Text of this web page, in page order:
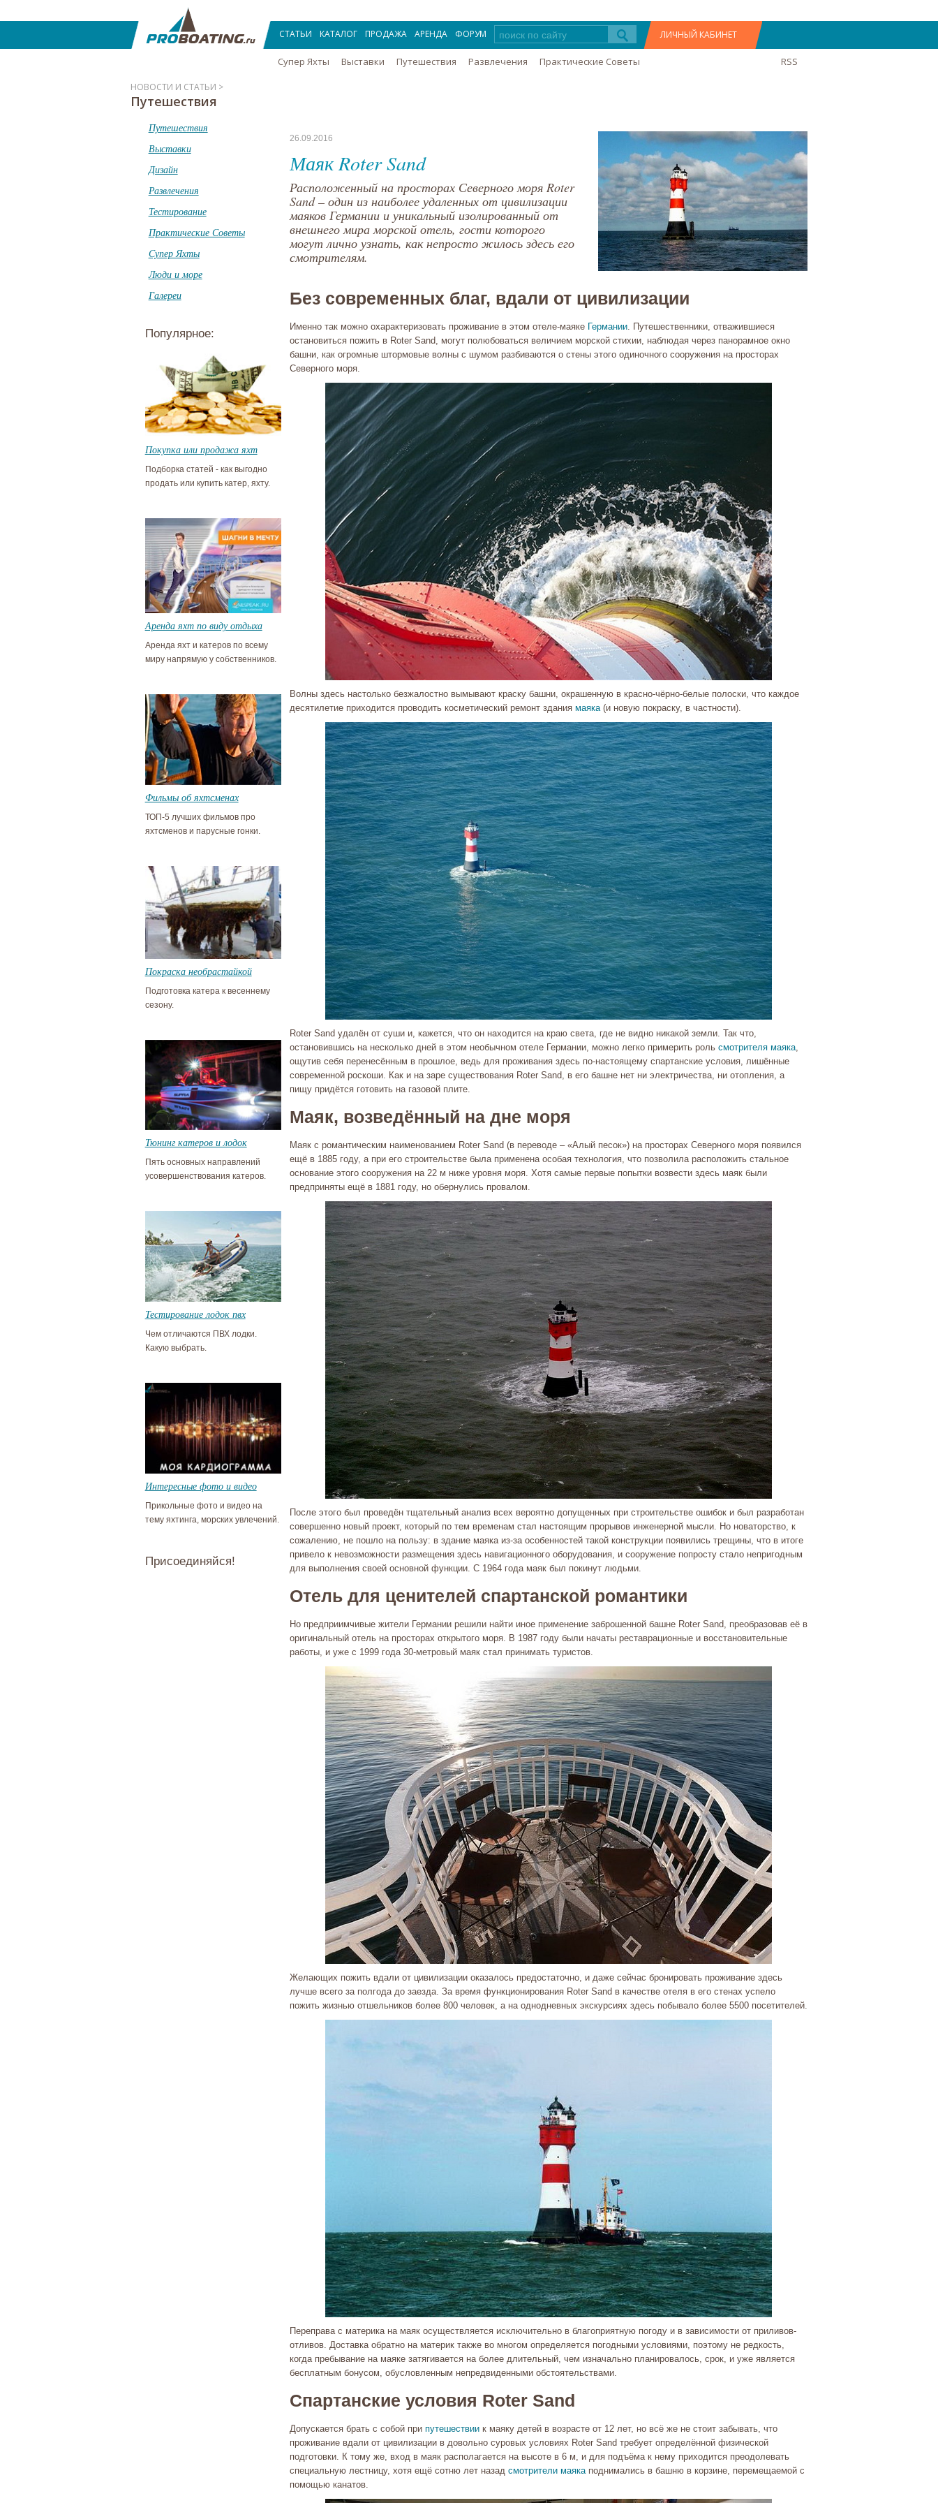
СТАТЬИ КАТАЛОГ ПРОДАЖА АРЕНДА ФОРУМ ЛИЧНЫЙ КАБИНЕТ
Супер Яхты Выставки Путешествия Развлечения Практические Советы RSS
НОВОСТИ И СТАТЬИ >
Путешествия
26.09.2016
Маяк Roter Sand
Расположенный на просторах Северного моря Roter
Sand – один из наиболее удаленных от цивилизации
маяков Германии и уникальный изолированный от
внешнего мира морской отель, гости которого
могут лично узнать, как непросто жилось здесь его
смотрителям.
Без современных благ, вдали от цивилизации
Именно так можно охарактеризовать проживание в этом отеле-маяке Германии. Путешественники, отважившиеся
остановиться пожить в Roter Sand, могут полюбоваться величием морской стихии, наблюдая через панорамное окно
башни, как огромные штормовые волны с шумом разбиваются о стены этого одиночного сооружения на просторах
Северного моря.
Волны здесь настолько безжалостно вымывают краску башни, окрашенную в красно-чёрно-белые полоски, что каждое
десятилетие приходится проводить косметический ремонт здания маяка(и новую покраску, в частности).
Roter Sand удалён от суши и, кажется, что он находится на краю света, где не видно никакой земли. Так что,
остановившись на несколько дней в этом необычном отеле Германии, можно легко примерить роль смотрителя маяка,
ощутив себя перенесённым в прошлое, ведь для проживания здесь по-настоящему спартанские условия, лишённые
современной роскоши. Как и на заре существования Roter Sand, в его башне нет ни электричества, ни отопления, а
пищу придётся готовить на газовой плите.
Маяк, возведённый на дне моря
Маяк с романтическим наименованием Roter Sand (в переводе – «Алый песок») на просторах Северного моря появился
ещё в 1885 году, а при его строительстве была применена особая технология, что позволила расположить стальное
основание этого сооружения на 22 м ниже уровня моря. Хотя самые первые попытки возвести здесь маяк были
предприняты ещё в 1881 году, но обернулись провалом.
После этого был проведён тщательный анализ всех вероятно допущенных при строительстве ошибок и был разработан
совершенно новый проект, который по тем временам стал настоящим прорывов инженерной мысли. Но новаторство, к
сожалению, не пошло на пользу: в здание маяка из-за особенностей такой конструкции появились трещины, что в итоге
привело к невозможности размещения здесь навигационного оборудования, и сооружение попросту стало непригодным
для выполнения своей основной функции. С 1964 года маяк был покинут людьми.
Отель для ценителей спартанской романтики
Но предприимчивые жители Германии решили найти иное применение заброшенной башне Roter Sand, преобразовав её в
оригинальный отель на просторах открытого моря. В 1987 году были начаты реставрационные и восстановительные
работы, и уже с 1999 года 30-метровый маяк стал принимать туристов.
Желающих пожить вдали от цивилизации оказалось предостаточно, и даже сейчас бронировать проживание здесь
лучше всего за полгода до заезда. За время функционирования Roter Sand в качестве отеля в его стенах успело
пожить жизнью отшельников более 800 человек, а на однодневных экскурсиях здесь побывало более 5500 посетителей.
Переправа с материка на маяк осуществляется исключительно в благоприятную погоду и в зависимости от приливов-
отливов. Доставка обратно на материк также во многом определяется погодными условиями, поэтому не редкость,
когда пребывание на маяке затягивается на более длительный, чем изначально планировалось, срок, и уже является
бесплатным бонусом, обусловленным непредвиденными обстоятельствами.
Спартанские условия Roter Sand
Допускается брать с собой при путешествиик маяку детей в возрасте от 12 лет, но всё же не стоит забывать, что
проживание вдали от цивилизации в довольно суровых условиях Roter Sand требует определённой физической
подготовки. К тому же, вход в маяк располагается на высоте в 6 м, и для подъёма к нему приходится преодолевать
специальную лестницу, хотя ещё сотню лет назад смотрители маякаподнимались в башню в корзине, перемещаемой с
помощью канатов.
Путешествия
Выставки
Дизайн
Развлечения
Тестирование
Практические Советы
Супер Яхты
Люди и море
Галереи
Популярное:
Покупка или продажа яхт
Подборка статей - как выгодно
продать или купить катер, яхту.
Аренда яхт по виду отдыха
Аренда яхт и катеров по всему
миру напрямую у собственников.
Фильмы об яхтсменах
ТОП-5 лучших фильмов про
яхтсменов и парусные гонки.
Покраска необрастайкой
Подготовка катера к весеннему
сезону.
Тюнинг катеров и лодок
Пять основных направлений
усовершенствования катеров.
Тестирование лодок пвх
Чем отличаются ПВХ лодки.
Какую выбрать.
Интересные фото и видео
Прикольные фото и видео на
тему яхтинга, морских увлечений.
Присоединяйся!